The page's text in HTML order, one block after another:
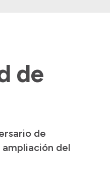
de
de
del